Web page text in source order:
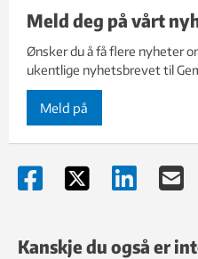
Meld deg på vårt
Ønsker du å få flere nyheter
ukentlige nyhetsbrevet til
Meld på
Kanskje du også er